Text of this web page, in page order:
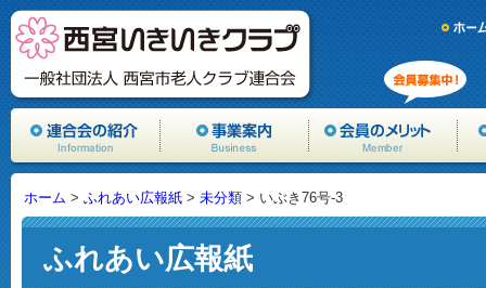
ホーム > ふれあい広報紙 > 未分類 > いぶき76号-3
ふれあい広報紙